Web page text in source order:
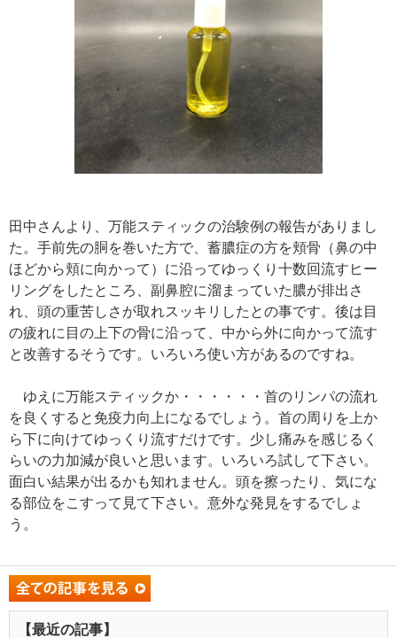
田中さんより、万能スティックの治験例の報告がありまし
た。手前先の胴を巻いた方で、蓄膿症の方を頬骨（鼻の中
ほどから頬に向かって）に沿ってゆっくり十数回流すヒー
リングをしたところ、副鼻腔に溜まっていた膿が排出さ
れ、頭の重苦しさが取れスッキリしたとの事です。後は目
の疲れに目の上下の骨に沿って、中から外に向かって流す
と改善するそうです。いろいろ使い方があるのですね。
ゆえに万能スティックか・・・・・・首のリンパの流れ
を良くすると免疫力向上になるでしょう。首の周りを上か
ら下に向けてゆっくり流すだけです。少し痛みを感じるく
らいの力加減が良いと思います。いろいろ試して下さい。
面白い結果が出るかも知れません。頭を擦ったり、気にな
る部位をこすって見て下さい。意外な発見をするでしょ
う。
【最近の記事】